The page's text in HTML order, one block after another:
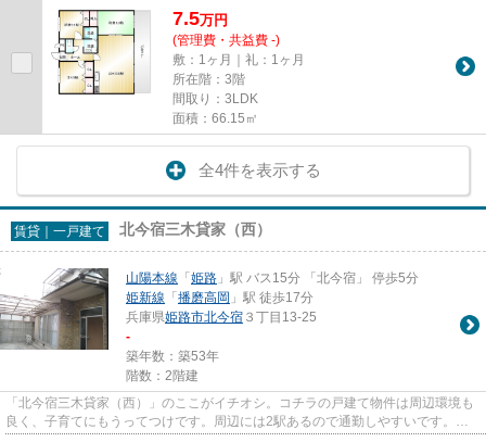
7.5万円
(管理費・共益費 -)
敷：1ヶ月｜礼：1ヶ月
所在階：3階
間取り：3LDK
面積：66.15㎡
全4件を表示する
賃貸｜一戸建て 北今宿三木貸家（西）
山陽本線 「姫路 」駅 バス15分 「北今宿」 停歩5分
姫新線 「播磨高岡 」駅 徒歩17分
兵庫県姫路市北今宿 ３丁目13-25
-
築年数：築53年
階数：2階建
「北今宿三木貸家（西）」のここがイチオシ。コチラの戸建て物件は周辺環境も
良く、子育てにもうってつけです。周辺には2駅あるので通勤しやすいです。あ